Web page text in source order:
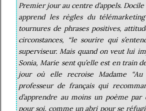
Premier jour au centre d’appels.
apprend les règles du
tournures de phrases positives,
circonstances, “le sourire qui
superviseur. Mais quand on veut lui
Sonia, Marie sent qu’elle est en train de
jour où elle recroise Madame “Au
professeur de français qui
d’apprendre au moins un poème
pour soi, comme un abri pour se